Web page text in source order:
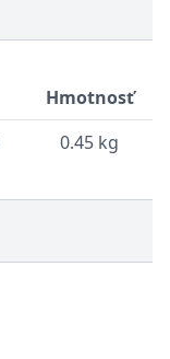
Hmotnosť
0.45 kg